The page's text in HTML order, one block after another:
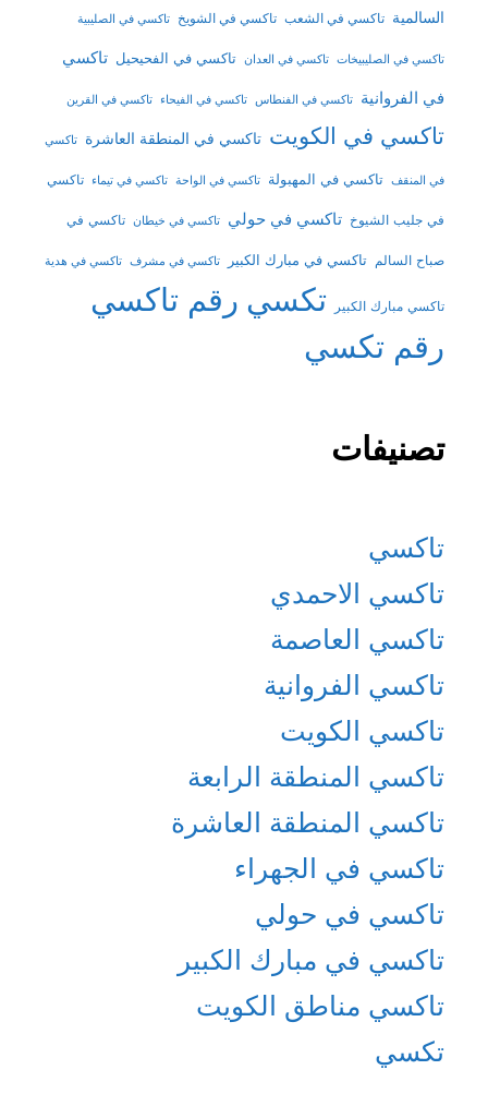
السالمية تاكسي في الشعب تاكسي في الشويخ تاكسي في الصليبية
تاكسي في الصليبيخات تاكسي في العدان تاكسي في الفحيحيل تاكسي
في الفروانية
تاكسي في الفنطاس تاكسي في الفيحاء تاكسي في القرين
تاكسي في الكويت تاكسي في المنطقة العاشرة تاكسي
في المنقف تاكسي في المهبولة تاكسي في الواحة تاكسي في تيماء تاكسي
في جليب الشيوخ تاكسي في حولي تاكسي في خيطان تاكسي في
صباح السالم تاكسي في مبارك الكبير تاكسي في مشرف تاكسي في هدية
تاكسي مبارك الكبير تكسي رقم تاكسي
رقم تكسي
تصنيفات
تاكسي
تاكسي الاحمدي
تاكسي العاصمة
تاكسي الفروانية
تاكسي الكويت
تاكسي المنطقة الرابعة
تاكسي المنطقة العاشرة
تاكسي في الجهراء
تاكسي في حولي
تاكسي في مبارك الكبير
تاكسي مناطق الكويت
تكسي